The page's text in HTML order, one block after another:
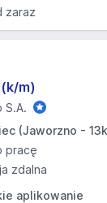
zaraz
m)
S.A.
(Jaworzno -
pracę
zdalna
aplikowanie